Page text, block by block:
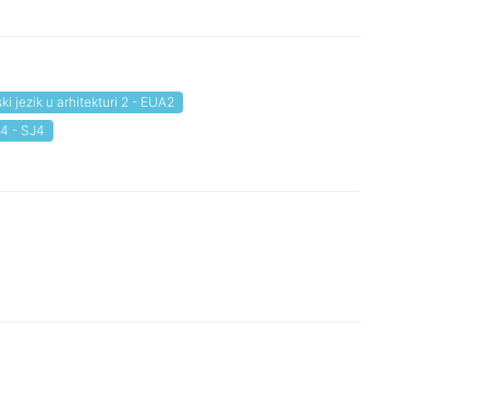
jezik u arhitekturi 2 - EUA2
- SJ4